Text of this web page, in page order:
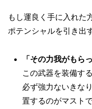
もし運良く手に入れた
ポテンシャルを引き出
「その力我がもら
この武器を装備す
必ず強力ないきな
置するのがマストで